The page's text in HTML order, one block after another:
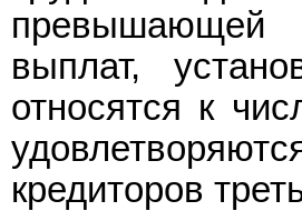
превышающей
выплат,
относятся к
кредиторов